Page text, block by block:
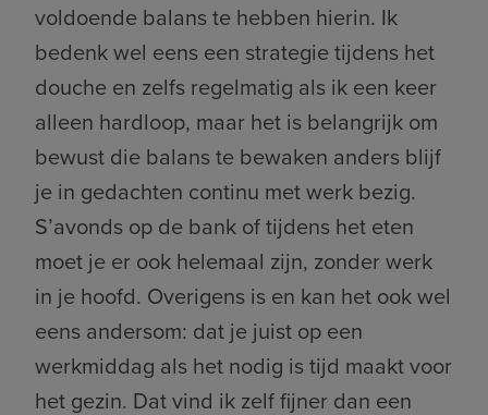
voldoende balans te hebben hierin. Ik
bedenk wel eens een strategie tijdens het
douche en zelfs regelmatig als ik een keer
alleen hardloop, maar het is belangrijk om
bewust die balans te bewaken anders blijf
je in gedachten continu met werk bezig.
S’avonds op de bank of tijdens het eten
moet je er ook helemaal zijn, zonder werk
in je hoofd. Overigens is en kan het ook wel
eens andersom: dat je juist op een
werkmiddag als het nodig is tijd maakt voor
het gezin. Dat vind ik zelf fijner dan een